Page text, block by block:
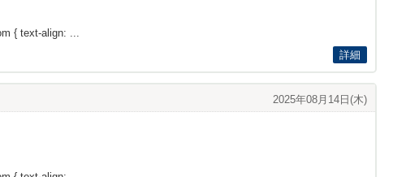
{ text-align: ...
詳細
2025年08月14日(木)